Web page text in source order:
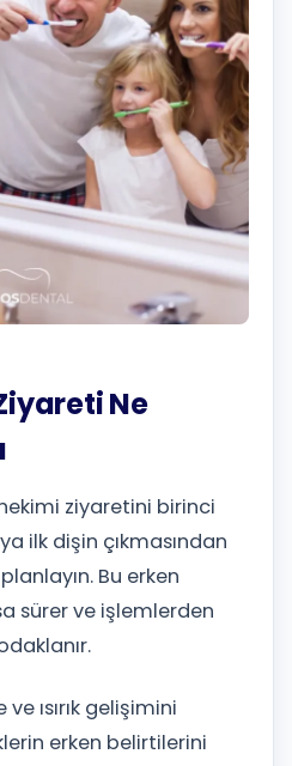
Ne
ziyaretini birinci
ilk dişin çıkmasından
Bu erken
sürer ve işlemlerden
ısırık gelişimini
erken belirtilerini